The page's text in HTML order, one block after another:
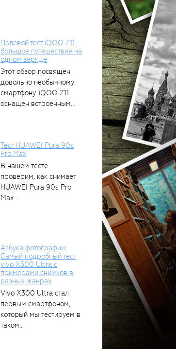
Полевой тест iQOO Z11:
большое путешествие на
одном заряде
Этот обзор посвящён
довольно необычному
смартфону. iQOO Z11
оснащён встроенным
Тест HUAWEI Pura 90s
Pro Max
В нашем тесте
проверим, как снимает
HUAWEI Pura 90s Pro
Max...
Азбука фотографии.
Самый подробный тест
vivo X300 Ultra с
примерами снимков в
разных жанрах
Vivo X300 Ultra стал
первым смартфоном,
который мы тестируем в
таком...